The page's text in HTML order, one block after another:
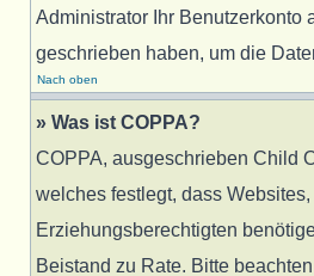
Administrator Ihr Benutzerkonto
geschrieben haben, um die
Nach oben
» Was ist COPPA?
COPPA, ausgeschrieben Child
welches festlegt, dass
Erziehungsberechtigten
Beistand zu Rate. Bitte